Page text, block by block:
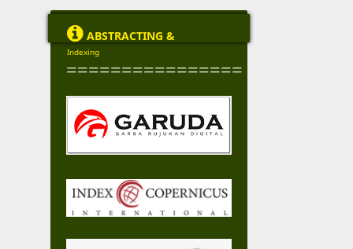
 ABSTRACTING &
Indexing
================